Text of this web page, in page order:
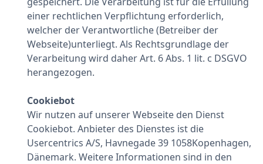
einer rechtlichen Verpflichtung erforderlich,
welcher der Verantwortliche (Betreiber der
Webseite)unterliegt. Als Rechtsgrundlage der
Verarbeitung wird daher Art. 6 Abs. 1 lit. c DSGVO
herangezogen.
Cookiebot
Wir nutzen auf unserer Webseite den Dienst
Cookiebot. Anbieter des Dienstes ist die
Usercentrics A/S, Havnegade 39 1058Kopenhagen,
Dänemark. Weitere Informationen sind in den